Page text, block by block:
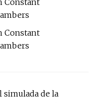
simulada de la